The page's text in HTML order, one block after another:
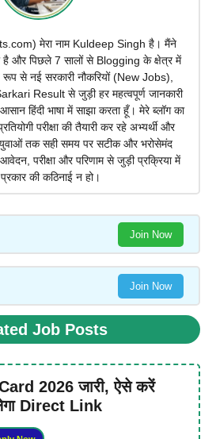
मेरा नाम Kuldeep Singh है। मैंने
और पिछले 7 सालों से Blogging के क्षेत्र में
से नई सरकारी नौकरियों (New Jobs),
Result से जुड़ी हर महत्वपूर्ण जानकारी
हिंदी भाषा में साझा करता हूँ। मेरे ब्लॉग का
परीक्षा की तैयारी कर रहे अभ्यर्थी और
तक सही समय पर सटीक और भरोसेमंद
परीक्षा और परिणाम से जुड़ी प्रक्रिया में
की कठिनाई न हो।
Join Now
Join Now
Job Posts
2026 जारी, ऐसे करें
Direct Link